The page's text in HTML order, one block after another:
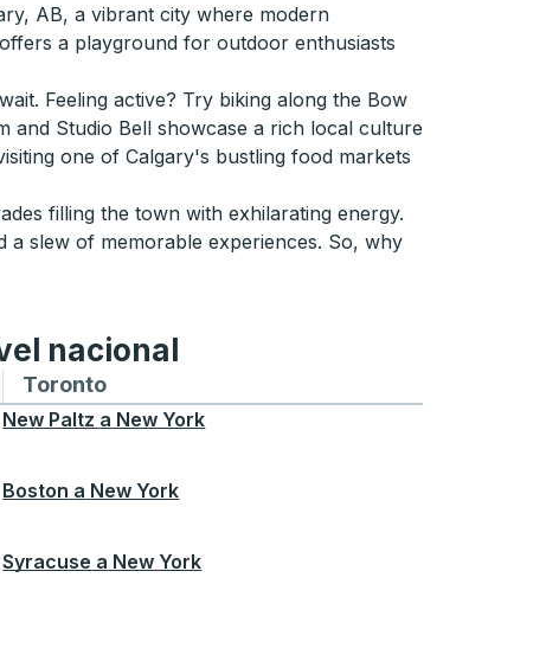
AB, a vibrant city where modern
a playground for outdoor enthusiasts
Feeling active? Try biking along the Bow
and Studio Bell showcase a rich local culture
one of Calgary's bustling food markets
filling the town with exhilarating energy.
a slew of memorable experiences. So, why
nacional
y desde Chicago
hacia y desde Seattle
de autobuses hacia y desde Boston
TorontoRutas de autobuses hacia y desde
New Paltz a New York
Boston a New York
Syracuse a New York